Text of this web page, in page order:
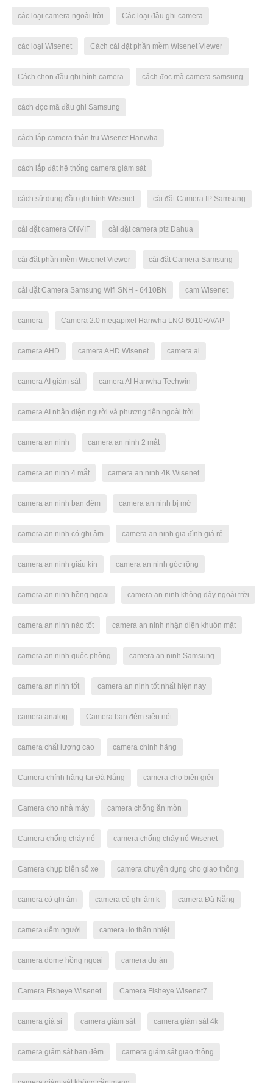
các loại camera ngoài trời Các loại đầu ghi camera
các loại Wisenet Cách cài đặt phần mềm Wisenet Viewer
Cách chọn đầu ghi hình camera cách đọc mã camera samsung
cách đọc mã đầu ghi Samsung
cách lắp camera thân trụ Wisenet Hanwha
cách lắp đặt hệ thống camera giám sát
cách sử dụng đầu ghi hình Wisenet cài đặt Camera IP Samsung
cài đặt camera ONVIF cài đặt camera ptz Dahua
cài đặt phần mềm Wisenet Viewer cài đặt Camera Samsung
cài đặt Camera Samsung Wifi SNH - 6410BN cam Wisenet
camera Camera 2.0 megapixel Hanwha LNO-6010R/VAP
camera AHD camera AHD Wisenet camera ai
camera AI giám sát camera AI Hanwha Techwin
camera AI nhận diện người và phương tiện ngoài trời
camera an ninh camera an ninh 2 mắt
camera an ninh 4 mắt camera an ninh 4K Wisenet
camera an ninh ban đêm camera an ninh bị mờ
camera an ninh có ghi âm camera an ninh gia đình giá rẻ
camera an ninh giấu kín camera an ninh góc rộng
camera an ninh hồng ngoại camera an ninh không dây ngoài trời
camera an ninh nào tốt camera an ninh nhận diện khuôn mặt
camera an ninh quốc phòng camera an ninh Samsung
camera an ninh tốt camera an ninh tốt nhất hiện nay
camera analog Camera ban đêm siêu nét
camera chất lượng cao camera chính hãng
Camera chính hãng tại Đà Nẵng camera cho biên giới
Camera cho nhà máy camera chống ăn mòn
Camera chống cháy nổ camera chống cháy nổ Wisenet
Camera chụp biển số xe camera chuyên dụng cho giao thông
camera có ghi âm camera có ghi âm k camera Đà Nẵng
camera đếm người camera đo thân nhiệt
camera dome hồng ngoại camera dự án
Camera Fisheye Wisenet Camera Fisheye Wisenet7
camera giá sỉ camera giám sát camera giám sát 4k
camera giám sát ban đêm camera giám sát giao thông